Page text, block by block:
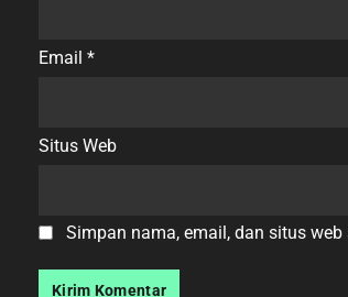
Email *
Situs Web
Simpan nama, email, dan situs